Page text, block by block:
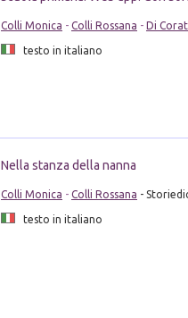
Colli Monica - Colli Rossana - Di
testo in italiano
Nella stanza della nanna
Colli Monica - Colli Rossana -
testo in italiano